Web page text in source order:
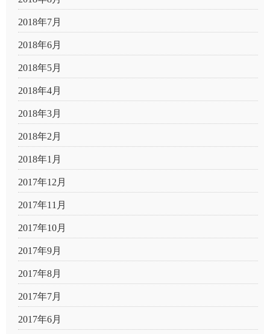
2018年7月
2018年6月
2018年5月
2018年4月
2018年3月
2018年2月
2018年1月
2017年12月
2017年11月
2017年10月
2017年9月
2017年8月
2017年7月
2017年6月